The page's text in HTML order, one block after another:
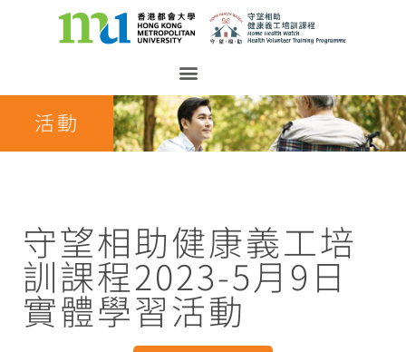
活動
守望相助健康義工培
訓課程2023-5月9日
實體學習活動